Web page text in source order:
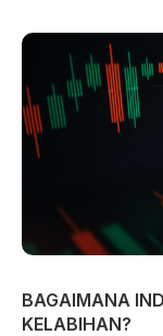
BAGAIMANA
KELABIHAN?